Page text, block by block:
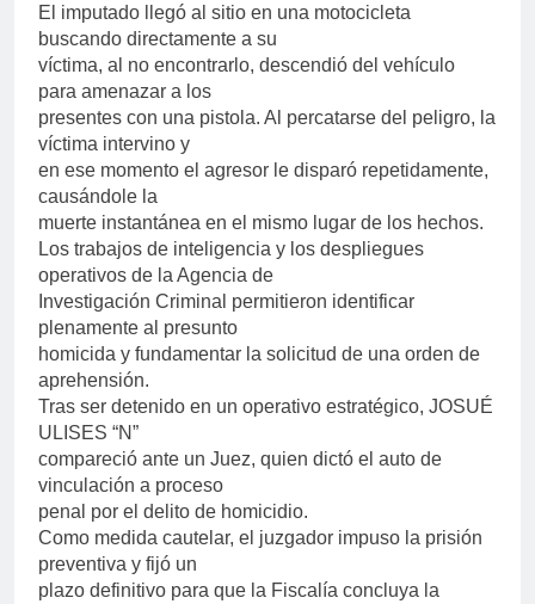
El imputado llegó al sitio en una motocicleta
buscando directamente a su
víctima, al no encontrarlo, descendió del vehículo
para amenazar a los
presentes con una pistola. Al percatarse del peligro, la
víctima intervino y
en ese momento el agresor le disparó repetidamente,
causándole la
muerte instantánea en el mismo lugar de los hechos.
Los trabajos de inteligencia y los despliegues
operativos de la Agencia de
Investigación Criminal permitieron identificar
plenamente al presunto
homicida y fundamentar la solicitud de una orden de
aprehensión.
Tras ser detenido en un operativo estratégico, JOSUÉ
ULISES “N”
compareció ante un Juez, quien dictó el auto de
vinculación a proceso
penal por el delito de homicidio.
Como medida cautelar, el juzgador impuso la prisión
preventiva y fijó un
plazo definitivo para que la Fiscalía concluya la